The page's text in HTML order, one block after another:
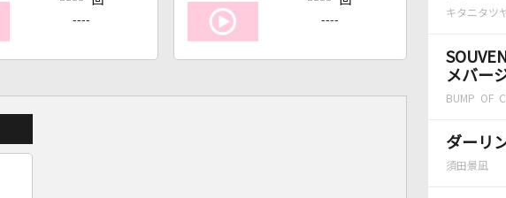
キタニタツ
メバー
BUMP OF
ダーリ
須田景凪
---- ----